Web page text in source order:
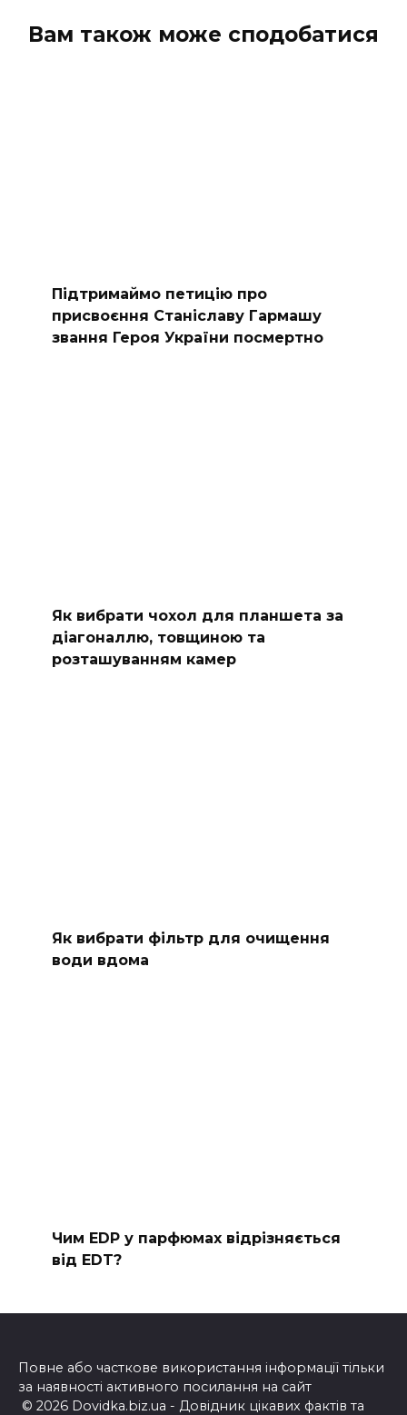
Вам також може сподобатися
Підтримаймо петицію про
присвоєння Станіславу Гармашу
звання Героя України посмертно
Як вибрати чохол для планшета за
діагоналлю, товщиною та
розташуванням камер
Як вибрати фільтр для очищення
води вдома
Чим EDP у парфюмах відрізняється
від EDT?
Повне або часткове використання інформації тільки
за наявності активного посилання на сайт
© 2026 Dovidka.biz.ua - Довідник цікавих фактів та